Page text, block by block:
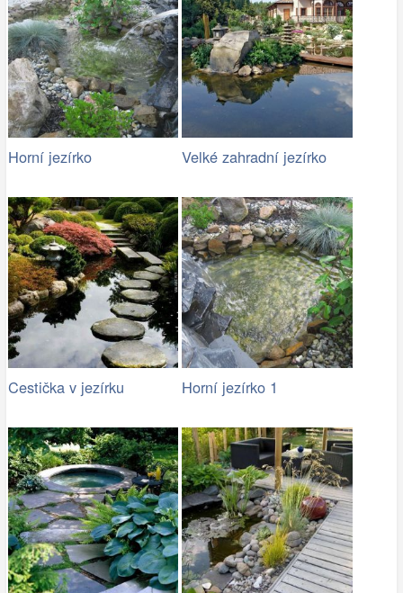
Horní jezírko Velké zahradní jezírko
Cestička v jezírku Horní jezírko 1